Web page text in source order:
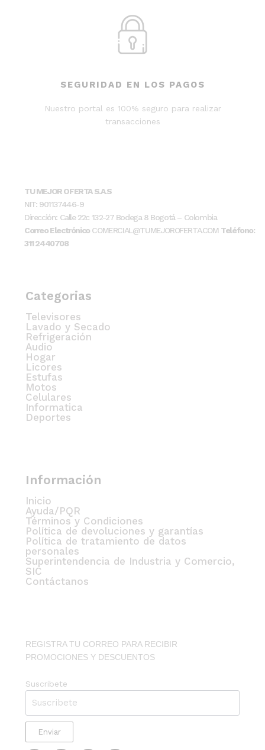
SEGURIDAD EN LOS PAGOS
Nuestro portal es 100% seguro para realizar
transacciones
TU MEJOR OFERTA S.A.S
NIT: 901137446-9
Dirección: Calle 22c 132-27 Bodega 8 Bogotá – Colombia
Correo ElectrónicoCOMERCIAL@TUMEJOROFERTA.COM Teléfono:
311 2440708
Categorias
Televisores
Lavado y Secado
Refrigeración
Audio
Hogar
Licores
Estufas
Motos
Celulares
Informatica
Deportes
Información
Inicio
Ayuda/PQR
Términos y Condiciones
Política de devoluciones y garantías
Política de tratamiento de datos
personales
Superintendencia de Industria y Comercio,
SIC
Contáctanos
REGISTRA TU CORREO PARA RECIBIR
PROMOCIONES Y DESCUENTOS
Suscribete
Enviar